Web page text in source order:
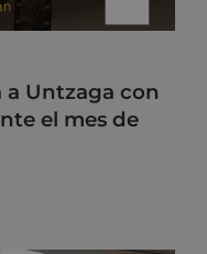
a Untzaga con
el mes de